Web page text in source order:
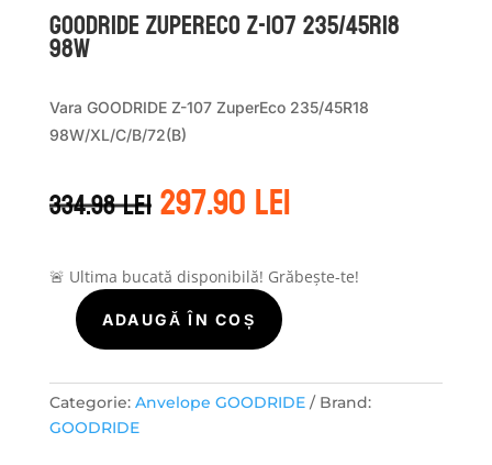
GOODRIDE ZUPERECO Z-107 235/45R18
98W
Vara GOODRIDE Z-107 ZuperEco 235/45R18
98W/XL/C/B/72(B)
334.98leiPrețul
inițial
fost:
334.98 lei.
297.90leiPrețul
curent
297.90 lei.
🚨 Ultima bucată disponibilă! Grăbește-te!
Cantitate
GOODRIDE
ZUPERECO
Z-
107
ADAUGĂ ÎN COȘ
Categorie: Anvelope GOODRIDE
Brand:
GOODRIDE